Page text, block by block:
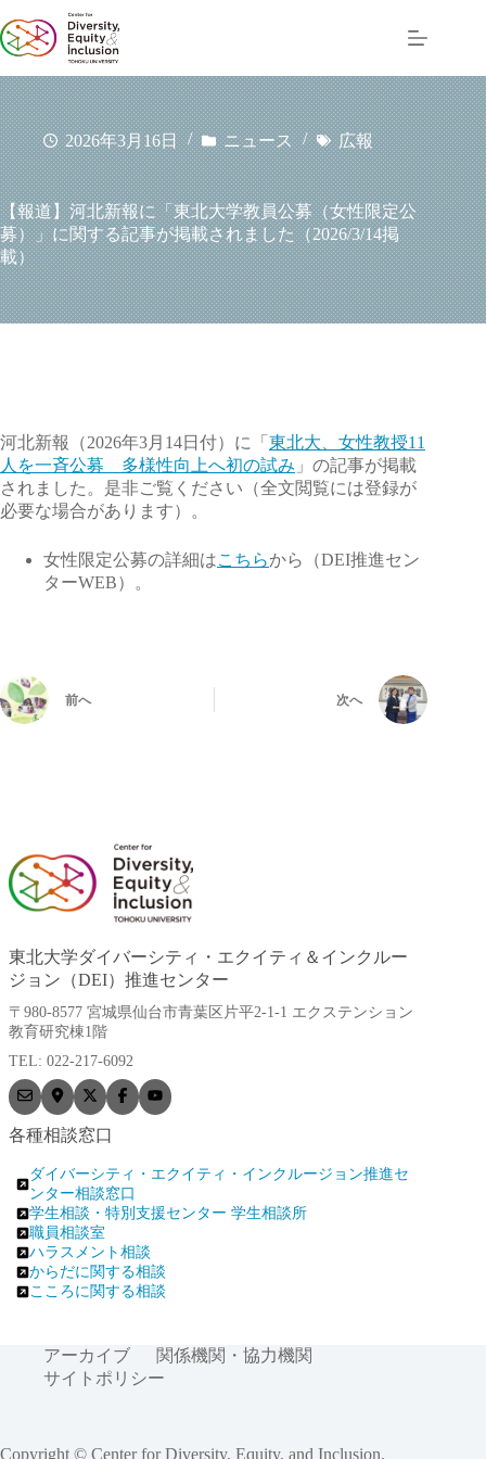
ン
テ
ン
ツ
へ
ス
キ
ッ
プ
2026年3月16日 ニュース 広報
【報道】河北新報に「東北大学教員公募（女性限定公
募）」に関する記事が掲載されました（2026/3/14掲
載）
河北新報（2026年3月14日付）に「 東北大、女性教授11
人を一斉公募 多様性向上へ初の試み 」の記事が掲載
されました。是非ご覧ください（全文閲覧には登録が
必要な場合があります）。
女性限定公募の詳細はこちらから（DEI推進セン
ターWEB）。
前へ 次へ
東北大学ダイバーシティ・エクイティ＆インクルー
ジョン（DEI）推進センター
〒980-8577 宮城県仙台市青葉区片平2-1-1 エクステンション
教育研究棟1階
TEL: 022-217-6092
各種相談窓口
ダイバーシティ・エクイティ・インクルージョン推進セ
ンター相談窓口
学生相談・特別支援センター 学生相談所
職員相談室
ハラスメント相談
からだに関する相談
こころに関する相談
アーカイブ
関係機関・協力機関
サイトポリシー
Copyright © Center for Diversity, Equity, and Inclusion,